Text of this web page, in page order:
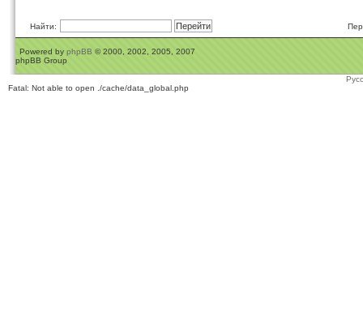
Найти:
Powered by phpBB © 2000, 2002, 2005, 2007
phpBB Group
Fatal: Not able to open ./cache/data_global.php